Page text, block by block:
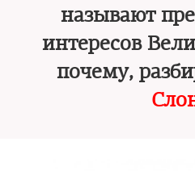
называют
интересов
почему,